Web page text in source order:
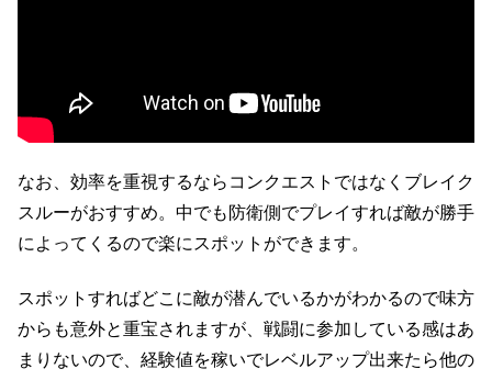
なお、効率を重視するならコンクエストではなくブレイク
スルーがおすすめ。中でも防衛側でプレイすれば敵が勝手
によってくるので楽にスポットができます。
スポットすればどこに敵が潜んでいるかがわかるので味方
からも意外と重宝されますが、戦闘に参加している感はあ
まりないので、経験値を稼いでレベルアップ出来たら他の